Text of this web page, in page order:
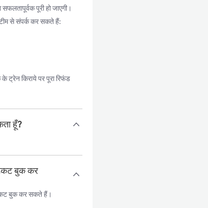
पूरी हो जाएगी।
टीम से संपर्क कर सकते हैं:
किराये पर पूरा रिफंड
हूँ?
बुक कर
बुक कर सकते हैं।